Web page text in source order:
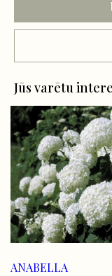
Jūs varētu
ANABELLA